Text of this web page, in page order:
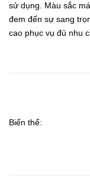
sử dụng. Màu sắc
đem đến sự sang
cao phục vụ đủ nhu
Biến thể: